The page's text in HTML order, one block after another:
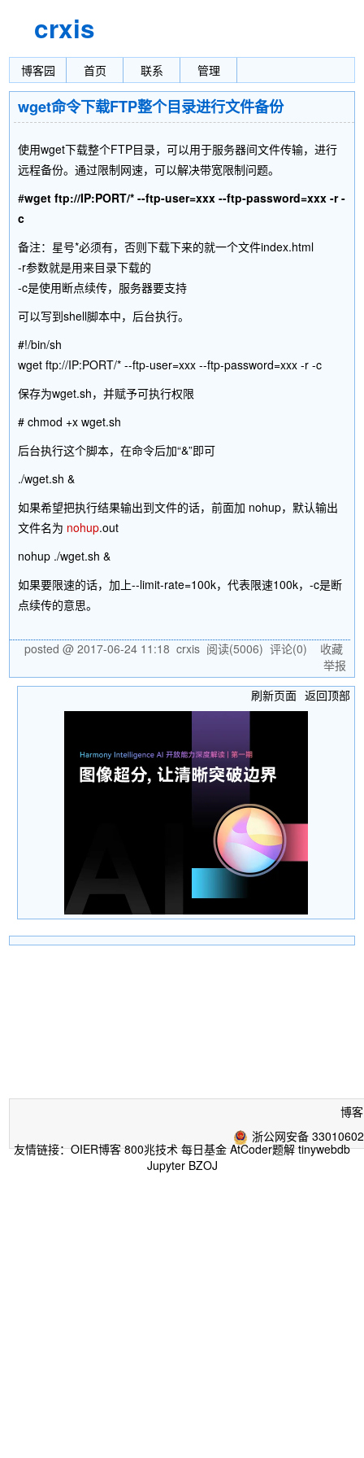
crxis
博客园 首页 联系 管理
wget命令下载FTP整个目录进行文件备份
使用wget下载整个FTP目录，可以用于服务器间文件传输，进行
远程备份。通过限制网速，可以解决带宽限制问题。
#wget ftp://IP:PORT/* --ftp-user=xxx --ftp-password=xxx -r -
c
备注：星号*必须有，否则下载下来的就一个文件index.html
-r参数就是用来目录下载的
-c是使用断点续传，服务器要支持
可以写到shell脚本中，后台执行。
#!/bin/sh
wget ftp://IP:PORT/* --ftp-user=xxx --ftp-password=xxx -r -c
保存为wget.sh，并赋予可执行权限
# chmod +x wget.sh
后台执行这个脚本，在命令后加“&”即可
./wget.sh &
如果希望把执行结果输出到文件的话，前面加 nohup，默认输出
文件名为 nohup.out
nohup ./wget.sh &
如果要限速的话，加上--limit-rate=100k，代表限速100k，-c是断
点续传的意思。
posted @ 2017-06-24 11:18 crxis阅读(5006) 评论(0) 收藏
举报
刷新页面 返回顶部
博
浙公网安备
友情链接：OIER博客 800兆技术 每日基金 AtCoder题解 tinywebdb
Jupyter BZOJ